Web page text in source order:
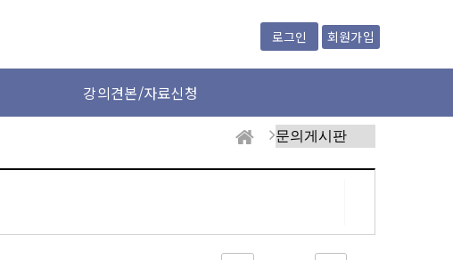
로그인 회원가입
강의견본/자료신청